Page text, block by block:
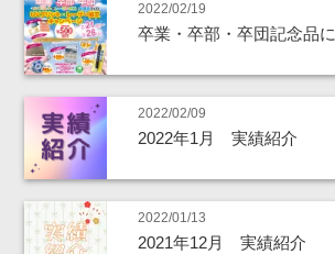
2022/02/19
卒業・卒部・卒団記念品に
2022/02/09
2022年1月 実績紹介
2022/01/13
2021年12月 実績紹介